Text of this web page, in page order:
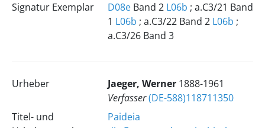
Signatur Exemplar
D08eBand 2 L06b ; a.C3/21 Band
1 L06b ; a.C3/22 Band 2 L06b ;
a.C3/26 Band 3
Urheber Jaeger, Werner 1888-1961
Verfasser(DE-588)118711350
Titel- und
Paideia